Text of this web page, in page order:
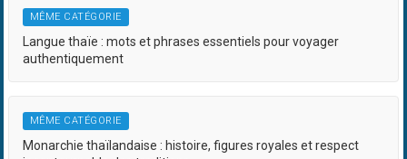
MÊME CATÉGORIE
Langue thaïe : mots et phrases essentiels pour voyager
authentiquement
MÊME CATÉGORIE
Monarchie thaïlandaise : histoire, figures royales et respect